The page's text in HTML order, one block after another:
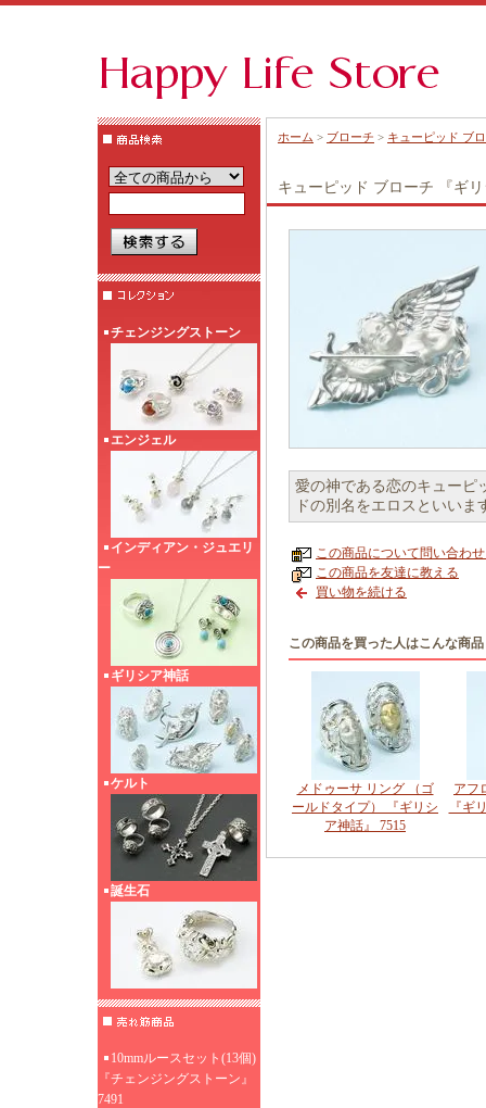
チェンジングストーン
エンジェル
インディアン・ジュエリ
ー
ギリシア神話
ケルト
誕生石
10mmルースセット(13個)
『チェンジングストーン』
7491
ホーム > ブローチ > キューピッド ブ
キューピッド ブローチ 『ギ
愛の神である恋のキューピ
ドの別名をエロスといいま
この商品について問い合わ
この商品を友達に教える
買い物を続ける
この商品を買った人はこんな商
メドゥーサ リング （ゴ
ールドタイプ） 『ギリシ
ア神話』 7515
アフ
『ギ